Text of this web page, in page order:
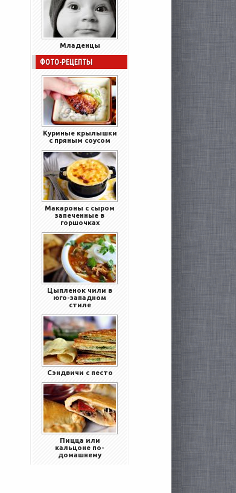
Младенцы
ФОТО-РЕЦЕПТЫ
Куриные крылышки
с пряным соусом
Макароны с сыром
запеченные в
горшочках
Цыпленок чили в
юго-западном
стиле
Сэндвичи с песто
Пицца или
кальцоне по-
домашнему